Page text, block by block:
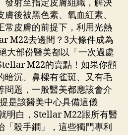
發射至指定皮膚組織，解決
後被黑色素、氧血紅素、
常皮膚的前提下，利用光熱
M22去邊間？3大條件成為
大部份醫美都以「一次過處
M22的賣點！如果你顴
暗沉、鼻樑有雀斑、又有毛
問題，一般醫美都應該會介
是該醫美中心具備這儀
明白，Stellar M22跟所有醫
「殺手鐧」，這些獨門專利